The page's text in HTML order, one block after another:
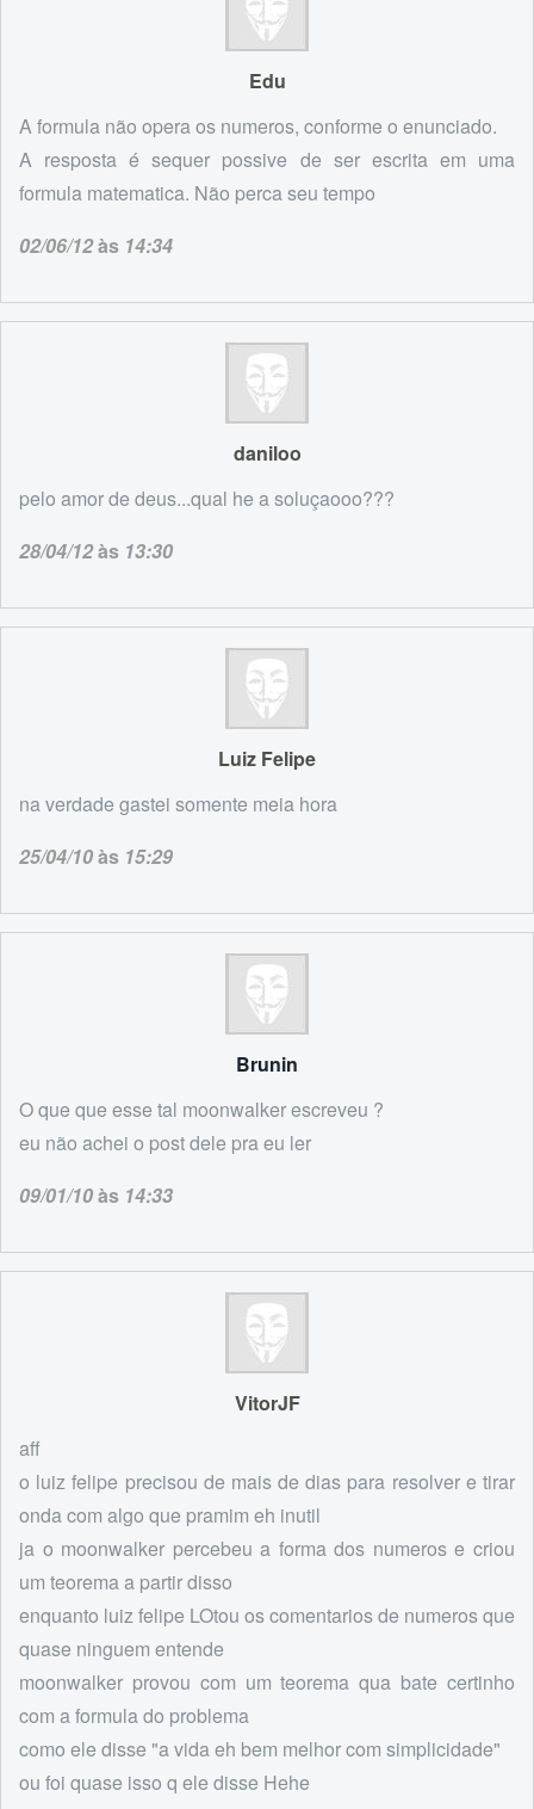
Edu
A formula não opera os numeros, conforme o enunciado.
A resposta é sequer possive de ser escrita em uma
formula matematica. Não perca seu tempo
02/06/12às 14:34
daniloo
pelo amor de deus...qual he a soluçaooo???
28/04/12às 13:30
Luiz Felipe
na verdade gastei somente meia hora
25/04/10às 15:29
Brunin
O que que esse tal moonwalker escreveu ?
eu não achei o post dele pra eu ler
09/01/10às 14:33
VitorJF
aff
o luiz felipe precisou de mais de dias para resolver e tirar
onda com algo que pramim eh inutil
ja o moonwalker percebeu a forma dos numeros e criou
um teorema a partir disso
enquanto luiz felipe LOtou os comentarios de numeros que
quase ninguem entende
moonwalker provou com um teorema qua bate certinho
com a formula do problema
como ele disse "a vida eh bem melhor com simplicidade"
ou foi quase isso q ele disse Hehe